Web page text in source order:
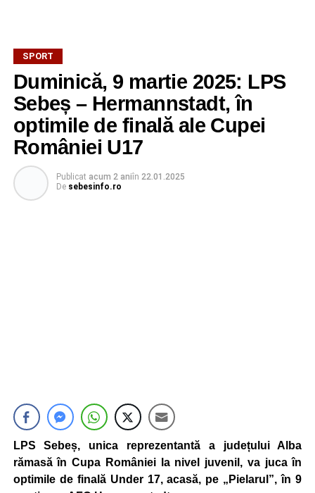
SPORT
Duminică, 9 martie 2025: LPS
Sebeș – Hermannstadt, în
optimile de finală ale Cupei
României U17
Publicat acum 2 aniîn 22.01.2025
De sebesinfo.ro
LPS Sebeș, unica reprezentantă a județului Alba
rămasă în Cupa României la nivel juvenil, va juca în
optimile de finală Under 17, acasă, pe „Pielarul”, în 9